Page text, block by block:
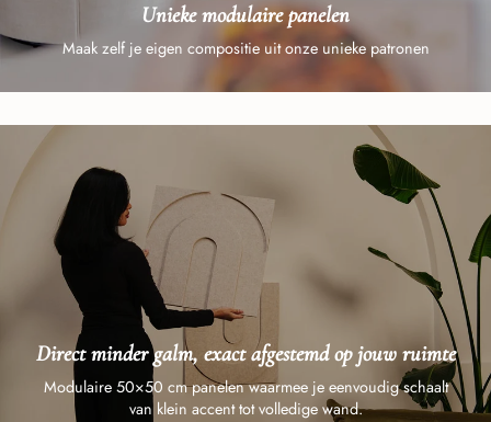
Unieke modulaire panelen
Maak zelf je eigen compositie uit onze unieke patronen
Direct minder galm, exact afgestemd op jouw ruimte
Modulaire 50×50 cm panelen waarmee je eenvoudig schaalt
van klein accent tot volledige wand.